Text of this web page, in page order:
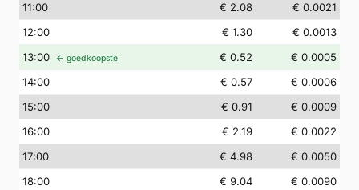
11:00 € 2.08
€ 0.0021
12:00 € 1.30
€ 0.0013
13:00 ← goedkoopste € 0.52
€ 0.0005
14:00 € 0.57
€ 0.0006
15:00 € 0.91
€ 0.0009
16:00 € 2.19
€ 0.0022
17:00 € 4.98
€ 0.0050
18:00 € 9.04
€ 0.0090